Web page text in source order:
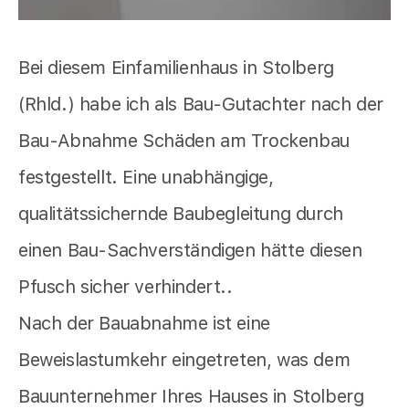
Bei diesem Einfamilienhaus in Stolberg
(Rhld.) habe ich als Bau-Gutachter nach der
Bau-Abnahme Schäden am Trockenbau
festgestellt. Eine unabhängige,
qualitätssichernde Baubegleitung durch
einen Bau-Sachverständigen hätte diesen
Pfusch sicher verhindert..
Nach der Bauabnahme ist eine
Beweislastumkehr eingetreten, was dem
Bauunternehmer Ihres Hauses in Stolberg